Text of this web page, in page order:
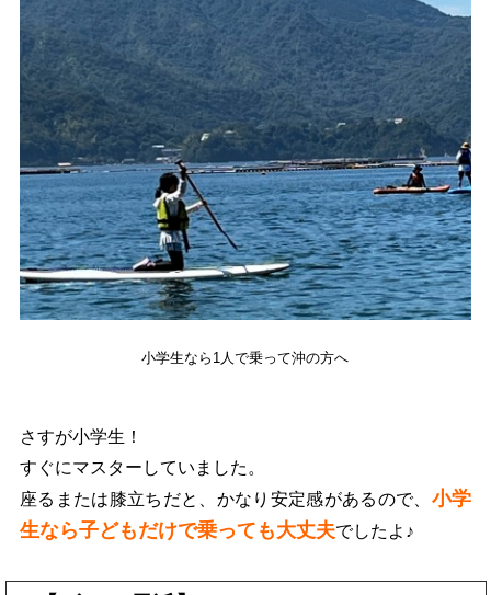
小学生なら1人で乗って沖の方へ
さすが小学生！
すぐにマスターしていました。
座るまたは膝立ちだと、かなり安定感があるので、 小学
生なら子どもだけで乗っても大丈夫でしたよ♪